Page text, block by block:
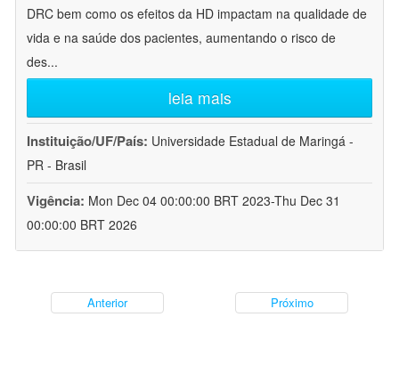
DRC bem como os efeitos da HD impactam na qualidade de
vida e na saúde dos pacientes, aumentando o risco de
des...
leia mais
Instituição/UF/País: Universidade Estadual de Maringá -
PR - Brasil
Vigência: Mon Dec 04 00:00:00 BRT 2023-Thu Dec 31
00:00:00 BRT 2026
Anterior Próximo